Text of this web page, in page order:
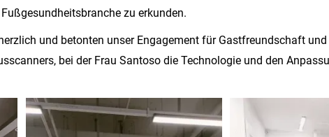
zu erkunden.
und betonten unser Engagement für Gastfreundschaft
bei der Frau Santoso die Technologie und den